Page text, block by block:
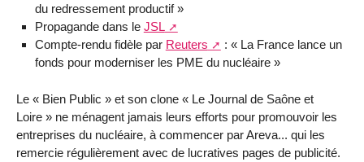
du redressement productif »
Propagande dans le JSL
Compte-rendu fidèle par Reuters
: « La France lance un
fonds pour moderniser les PME du nucléaire »
Le « Bien Public » et son clone « Le Journal de Saône et
Loire » ne ménagent jamais leurs efforts pour promouvoir les
entreprises du nucléaire, à commencer par Areva... qui les
remercie régulièrement avec de lucratives pages de publicité.